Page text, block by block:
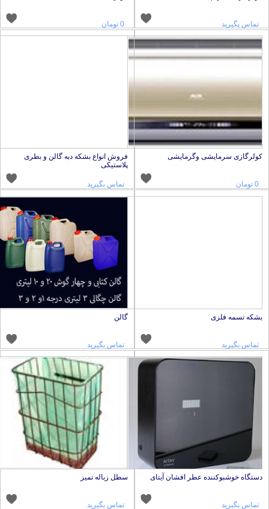
تماس بگیرید
کولرگازی سرمایشی وگرمایشی
فروش انواع بشکه دبه گالن و بطری
پلاستیکی
تماس بگیرید
بشکه تسمه فلزی
تماس بگیرید
گالن
تماس بگیرید
دستگاه خوشبوكننده عطر افشان آیتای
تماس بگیرید
سطل زباله تمیز
تماس بگیرید